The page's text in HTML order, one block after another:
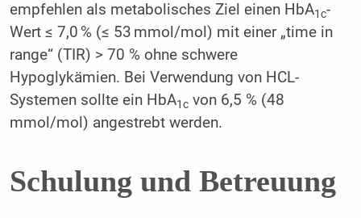
empfehlen als metabolisches Ziel einen HbA1c-
Wert ≤ 7,0 % (≤ 53 mmol/mol) mit einer „time in
range“ (TIR) > 70 % ohne schwere
Hypoglykämien. Bei Verwendung von HCL-
Systemen sollte ein HbA1cvon 6,5 % (48
mmol/mol) angestrebt werden.
Schulung und Betreuung